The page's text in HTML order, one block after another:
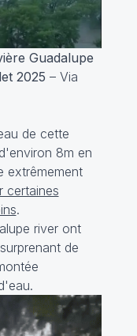
Guadalupe
2025 – Via
de cette
8m en
extrêmement
certaines
.
river ont
de